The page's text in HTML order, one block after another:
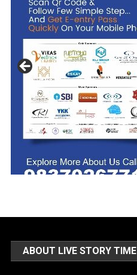
ABOUT LIVE STORY TIME